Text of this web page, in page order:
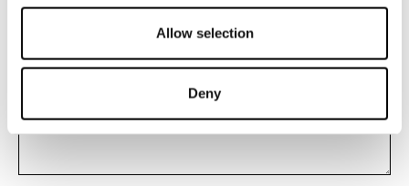
Allow selection
Deny